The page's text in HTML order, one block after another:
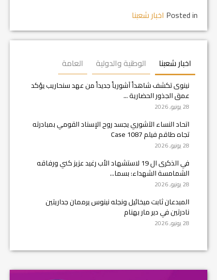
Posted in اخبار شعبنا
اخبار شعبنا الوطنية والدولية العامة
نينوى تكشف شاهداً آشورياً جديداً من عهد سنحاريب يؤكد
عمق الجذور الحضارية ...
28 يونيو, 2026
اتحاد النساء الآشوري يجسد روح الإسناد القومي بمبادرته
تجاه طاقم فيلم Case 1087
28 يونيو, 2026
في الذكرى ال 19 لاستشهاد الأب رغيد عزيز كني ورفاقه
الشمامسة الشهداء: بسما...
28 يونيو, 2026
المبدعان ثابت ميخائيل ونجله نينوس يرممان جداريتين
نادرتين في دير مار بهنام
28 يونيو, 2026